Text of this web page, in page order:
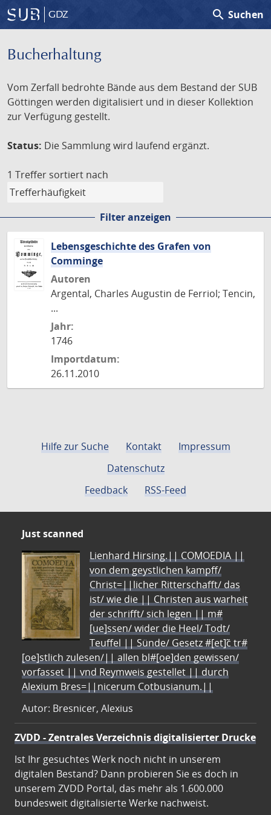
GDZ search Suchen
Bucherhaltung
Vom Zerfall bedrohte Bände aus dem Bestand der SUB
Göttingen werden digitalisiert und in dieser Kollektion
zur Verfügung gestellt.
Status: Die Sammlung wird laufend ergänzt.
1 Treffer sortiert nach
Filter anzeigen
Lebensgeschichte des Grafen von
Comminge
Autoren
Argental, Charles Augustin de Ferriol; Tencin,
...
Jahr:
1746
Importdatum:
26.11.2010
Hilfe zur Suche Kontakt
Impressum
Datenschutz
Feedback
RSS-Feed
Just scanned
Lienhard Hirsing.|| COMOEDIA ||
von dem geystlichen kampff/
Christ=||licher Ritterschafft/ das
ist/ wie die || Christen aus warheit
der schrifft/ sich legen || m#
[ue]ssen/ wider die Heel/ Todt/
Teuffel || Sünde/ Gesetz #[et]c̃ tr#
[oe]stlich zulesen/|| allen bl#[oe]den gewissen/
vorfasset || vnd Reymweis gestellet || durch
Alexium Bres=||nicerum Cotbusianum.||
Autor: Bresnicer, Alexius
ZVDD - Zentrales Verzeichnis digitalisierter Drucke
Ist Ihr gesuchtes Werk noch nicht in unserem
digitalen Bestand? Dann probieren Sie es doch in
unserem ZVDD Portal, das mehr als 1.600.000
bundesweit digitalisierte Werke nachweist.